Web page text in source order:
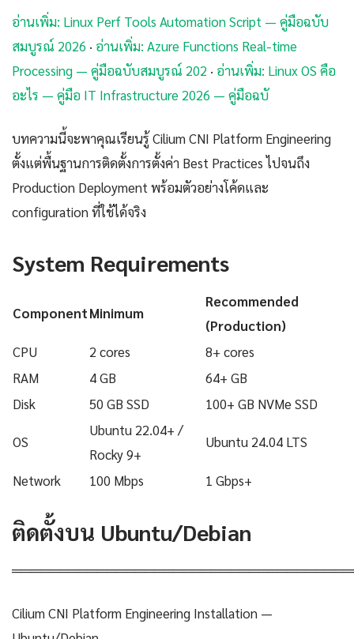
อ่านเพิ่ม: Linux Perf Tools Automation Script — คู่มือฉบับ
สมบูรณ์ 2026 · อ่านเพิ่ม: Azure Functions Real-time
Processing — คู่มือฉบับสมบูรณ์ 202 · อ่านเพิ่ม: Linux OS คือ
อะไร — คู่มือ IT Infrastructure 2026 — คู่มือฉบั
บทความนี้จะพาคุณเรียนรู้ Cilium CNI Platform Engineering
ตั้งแต่พื้นฐานการติดตั้งการตั้งค่า Best Practices ไปจนถึง
Production Deployment พร้อมตัวอย่างโค้ดและ
configuration ที่ใช้ได้จริง
System Requirements
ComponentMinimum
Recommended
(Production)
CPU
2 cores
8+ cores
RAM
4 GB
64+ GB
Disk
50 GB SSD 100+ GB NVMe SSD
OS
Ubuntu 22.04+ /
Rocky 9+
Ubuntu 24.04 LTS
Network 100 Mbps 1 Gbps+
ติดตั้งบน Ubuntu/Debian
Cilium CNI Platform Engineering Installation —